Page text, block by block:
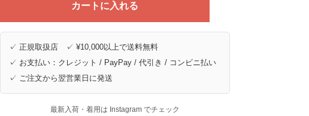
カートに入れる
✓ 正規取扱店 ✓ ¥10,000以上で送料無料
✓ お支払い：クレジット / PayPay / 代引き / コンビニ払い
✓ ご注文から翌営業日に発送
最新入荷・着用は Instagram でチェック